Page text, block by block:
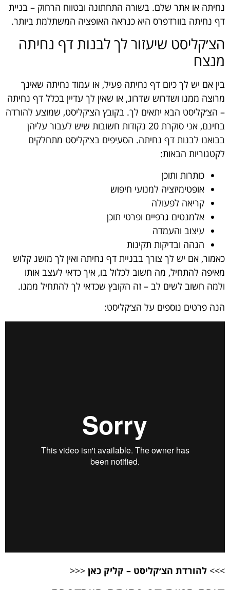
נחיתה או אתר שלם. בשורה התחתונה ובטווח הרחוק – בניית
דף נחיתה בוורדפרס היא כנראה האופציה המשתלמת ביותר.
הצ׳קליסט שיעזור לך לבנות דף נחיתה
מנצח
בין אם יש לך כיום דף נחיתה פעיל, או עמוד נחיתה שאינך
מרוצה ממנו ושדרוש שדרוג, או שאין לך עדיין בכלל דף נחיתה
– הצ׳קליסט הבא יתאים לך. בקובץ הצ׳קליסט, שמוצע להורדה
בחינם, אני סוקרת 20 נקודות חשובות שיש לעבור עליהן
בבואנו לבנות דף נחיתה. הסעיפים בצ׳קליסט מתחלקים
לקטגוריות הבאות:
כותרות ותוכן
אופטימיזציה למנועי חיפוש
קריאה לפעולה
אלמנטים גרפיים ופרטי תוכן
עיצוב והעמדה
הגהה ובדיקות תקינות
כאמור, אם יש לך צורך בבניית דף נחיתה ואין לך מושג קלוש
מאיפה להתחיל, מה חשוב לכלול בו, איך כדאי לעצב אותו
ולמה חשוב לשים לב – זה הקובץ שכדאי לך להתחיל ממנו.
הנה פרטים נוספים על הצ׳קליסט:
>>> להורדת הצ׳קליסט – קליק כאן <<<